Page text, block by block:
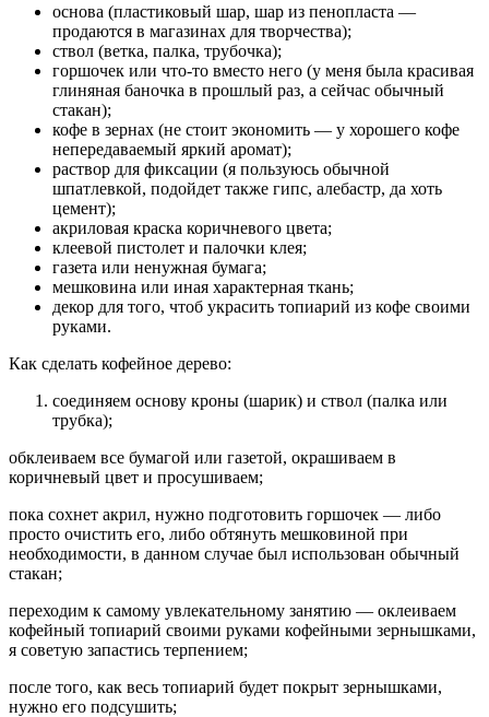
основа (пластиковый шар, шар из пенопласта —
продаются в магазинах для творчества);
ствол (ветка, палка, трубочка);
горшочек или что-то вместо него (у меня была красивая
глиняная баночка в прошлый раз, а сейчас обычный
стакан);
кофе в зернах (не стоит экономить — у хорошего кофе
непередаваемый яркий аромат);
раствор для фиксации (я пользуюсь обычной
шпатлевкой, подойдет также гипс, алебастр, да хоть
цемент);
акриловая краска коричневого цвета;
клеевой пистолет и палочки клея;
газета или ненужная бумага;
мешковина или иная характерная ткань;
декор для того, чтоб украсить топиарий из кофе своими
руками.
Как сделать кофейное дерево:
соединяем основу кроны (шарик) и ствол (палка или
трубка);
обклеиваем все бумагой или газетой, окрашиваем в
коричневый цвет и просушиваем;
пока сохнет акрил, нужно подготовить горшочек — либо
просто очистить его, либо обтянуть мешковиной при
необходимости, в данном случае был использован обычный
стакан;
переходим к самому увлекательному занятию — оклеиваем
кофейный топиарий своими руками кофейными зернышками,
я советую запастись терпением;
после того, как весь топиарий будет покрыт зернышками,
нужно его подсушить;